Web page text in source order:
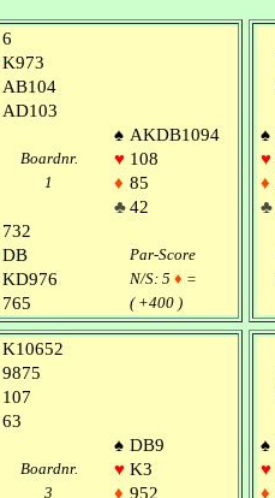
6
K973
AB104
AD103
♠ AKDB1094
Boardnr. ♥ 108
1 ♦ 85
♣42
732
DB
Par-Score
KD976 N/S: 5 ♦ =
765 ( +400 )
♠
♥
♦
♣
K10652
9875
107
63
♠ DB9
Boardnr. ♥ K3
3 ♦ 952
♠
♥
♦